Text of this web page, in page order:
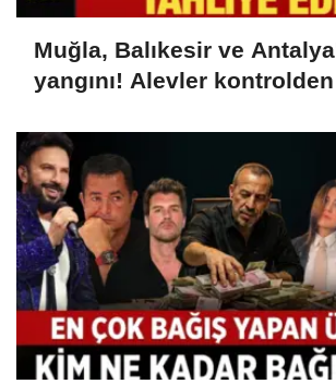
Muğla, Balıkesir ve
yangını! Alevler kontrolden